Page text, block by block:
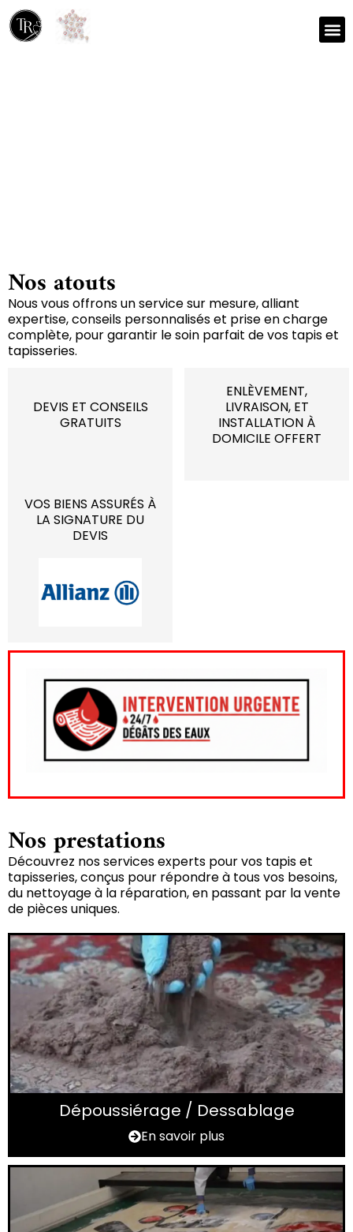
Nos atouts
Nous vous offrons un service sur mesure, alliant
expertise, conseils personnalisés et prise en charge
complète, pour garantir le soin parfait de vos tapis et
tapisseries.
DEVIS ET CONSEILS
GRATUITS
ENLÈVEMENT,
LIVRAISON, ET
INSTALLATION À
DOMICILE OFFERT
VOS BIENS ASSURÉS À
LA SIGNATURE DU
DEVIS
Nos prestations
Découvrez nos services experts pour vos tapis et
tapisseries, conçus pour répondre à tous vos besoins,
du nettoyage à la réparation, en passant par la vente
de pièces uniques.
Dépoussiérage / Dessablage
En savoir plus